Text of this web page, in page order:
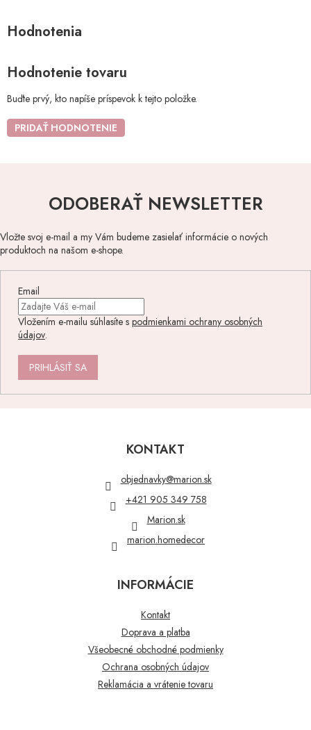
Hodnotenie tovaru
Buďte prvý, kto napíše príspevok k tejto položke.
PRIDAŤ HODNOTENIE
ODOBERAŤ NEWSLETTER
Vložte svoj e-mail a my Vám budeme zasielať informácie o nových
produktoch na našom e-shope.
Email
Vložením e-mailu súhlasíte s podmienkami ochrany osobných
údajov.
PRIHLÁSIŤ SA
KONTAKT
objednavky@marion.sk
+421 905 349 758
Marion.sk
marion.homedecor
INFORMÁCIE
Kontakt
Doprava a platba
Všeobecné obchodné podmienky
Ochrana osobných údajov
Reklamácia a vrátenie tovaru